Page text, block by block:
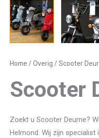
Home / Overig / Scooter
Scooter
Zoekt u Scooter Deurne?
Helmond. Wij zijn specialist